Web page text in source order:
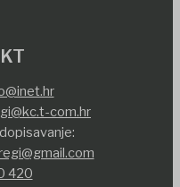
com.hr
420